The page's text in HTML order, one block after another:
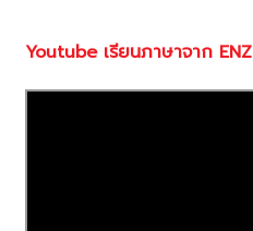
Youtube เรียนภาษาจาก ENZ